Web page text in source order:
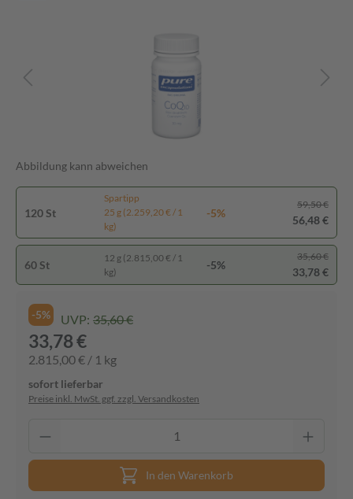
Abbildung kann abweichen
120 St
Spartipp
25 g (2.259,20 € / 1
kg)
-5%
59,50 €
56,48 €
60 St
12 g (2.815,00 € / 1
kg)
-5%
35,60 €
33,78 €
-5% UVP: 35,60 €
33,78 €
2.815,00 € / 1 kg
sofort lieferbar
Preise inkl. MwSt. ggf. zzgl. Versandkosten
In den Warenkorb